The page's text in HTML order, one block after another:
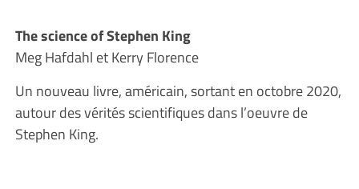
The science of Stephen King
Meg Hafdahl et Kerry Florence
Un nouveau livre, américain, sortant en octobre 2020,
autour des vérités scientifiques dans l’oeuvre de
Stephen King.